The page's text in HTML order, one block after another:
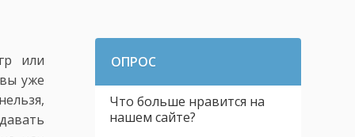
или
уже
ОПРОС
Что больше нравится на
нашем сайте?